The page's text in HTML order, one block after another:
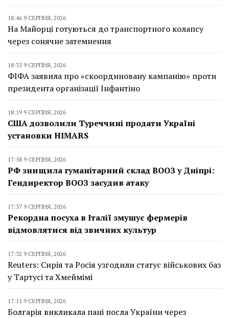
18:46 9 СЕРПНЯ, 2026
На Майорці готуються до транспортного колапсу
через сонячне затемнення
18:35 9 СЕРПНЯ, 2026
ФІФА заявила про «скоординовану кампанію» проти
президента організації Інфантіно
18:19 9 СЕРПНЯ, 2026
США дозволили Туреччині продати Україні
установки HIMARS
17:58 9 СЕРПНЯ, 2026
РФ знищила гуманітарний склад ВООЗ у Дніпрі:
Гендиректор ВООЗ засудив атаку
17:37 9 СЕРПНЯ, 2026
Рекордна посуха в Італії змушує фермерів
відмовлятися від звичних культур
17:32 9 СЕРПНЯ, 2026
Reuters: Сирія та Росія узгодили статус військових баз
у Тартусі та Хмеймімі
17:11 9 СЕРПНЯ, 2026
Болгарія викликала пані посла України через